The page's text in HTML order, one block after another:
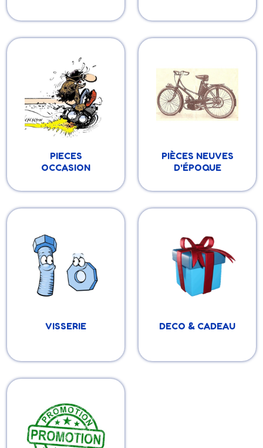
PIECES
OCCASION
Pièces d'occasion
pour Solex, Peugeot
et Motobécane
PIÈCES NEUVES
D'ÉPOQUE
provenant de vieux
stocks de
concessionnaire pour
vélo, Solex, Mobylette,
Peugeot, Motobécane,
VISSERIE
goujon / coffret
DECO & CADEAU
ou accessoire, idéal
pour se faire plaisir ou
pour offrir.